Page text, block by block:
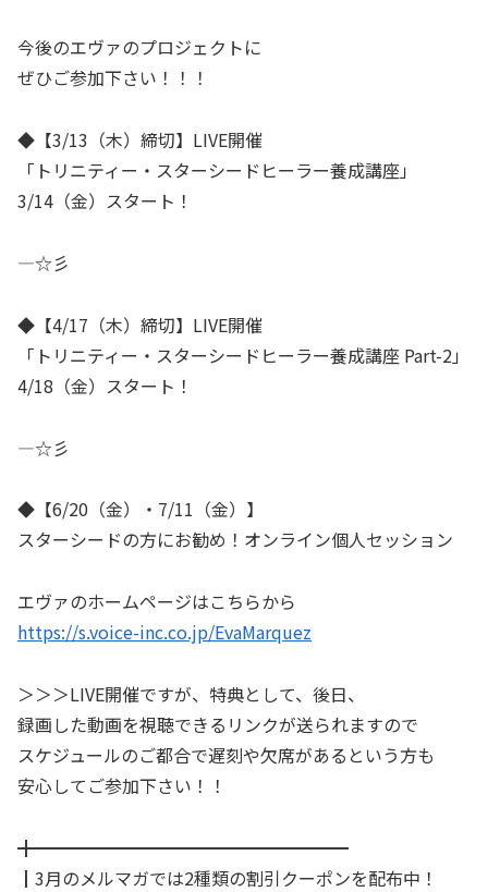
今後のエヴァのプロジェクトに
ぜひご参加下さい！！！
◆【3/13（木）締切】LIVE開催
「トリニティー・スターシードヒーラー養成講座」
3/14（金）スタート！
—☆彡
◆【4/17（木）締切】LIVE開催
「トリニティー・スターシードヒーラー養成講座 Part-2」
4/18（金）スタート！
—☆彡
◆【6/20（金）・7/11（金）】
スターシードの方にお勧め！オンライン個人セッション
エヴァのホームページはこちらから
https://s.voice-inc.co.jp/EvaMarquez
＞＞＞LIVE開催ですが、特典として、後日、
録画した動画を視聴できるリンクが送られますので
スケジュールのご都合で遅刻や欠席があるという方も
安心してご参加下さい！！
╋━━━━━━━━━━━━━━━━━━
┃3月のメルマガでは2種類の割引クーポンを配布中！